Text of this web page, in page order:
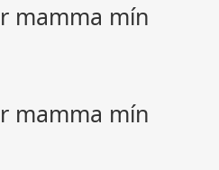
mamma mín
mamma mín